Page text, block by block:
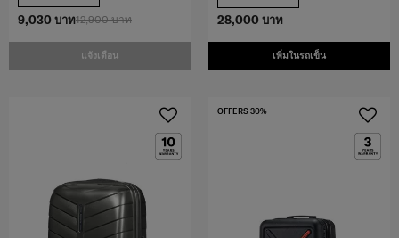
12,900 บาท
9,030 บาท
แจ้งเตือน
28,000 บาท
เพิ่มในรถเข็น
OFFERS 30%